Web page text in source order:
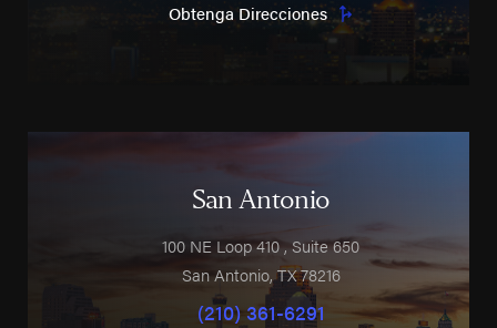
Obtenga Direcciones
San Antonio
100 NE Loop 410 , Suite 650
San Antonio,TX78216
(210) 361-6291